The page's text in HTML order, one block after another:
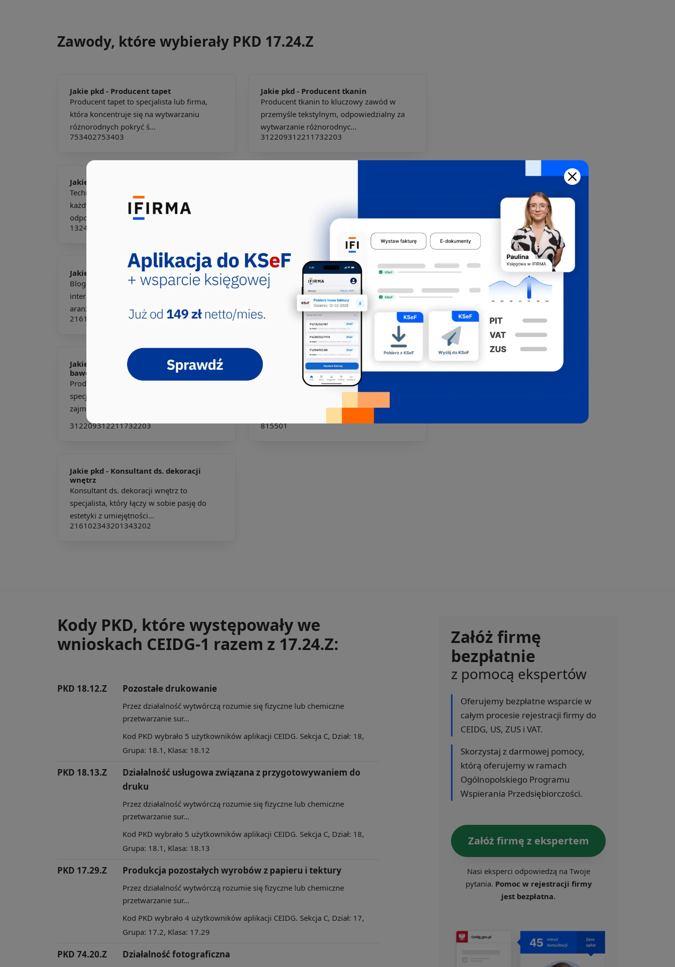
Zawody, które wybierały PKD 17.24.Z
Jakie pkd - Producent tapet
Producent tapet to specjalista lub firma,
która koncentruje się na wytwarzaniu
różnorodnych pokryć ś...
753402753403
Jakie pkd - Producent tkanin
Producent tkanin to kluczowy zawód w
przemyśle tekstylnym, odpowiedzialny za
wytwarzanie różnorodnyc...
312209312211732203
Jakie pkd -
Technik produkcji to kluczowa postać w
każdym zakładzie wytwórczym,
odpowiedzialna za nadzorowanie i...
132410
343290
Jakie pkd -
Bloger wnętrzarski
Bloger wnętrzarski to kreatywny twórca
internetowy, który pasjonuje się sztuką
aranżacji przestrzeni...
216102
Jakie pkd - Producent dekoracji i ozdób
Producent dekoracji i ozdób to kreatywny
specjalista, który łączy sztukę z rzemiosłem,
tworząc unika...
343201
343202524901711901
Jakie pkd -
Producent tkanin
bawełnianych
Producent tkanin bawełnianych to
specjalista w dziedzinie tekstyliów, który
zajmuje się kompleksowym...
312209312211732203
Jakie pkd -
Producent tkanin
syntetycznych
Producent tkanin syntetycznych to
specjalista lub firma, która koncentruje się
na wytwarzaniu tkanin...
815501
Jakie pkd - Konsultant ds. dekoracji
wnętrz
Konsultant ds. dekoracji wnętrz to
specjalista, który łączy w sobie pasję do
estetyki z umiejętności...
216102343201343202
Kody PKD, które występowały we
wnioskach CEIDG-1 razem z 17.24.Z:
PKD 18.12.Z Pozostałe drukowanie
Przez działalność wytwórczą rozumie się fizyczne lub chemiczne
przetwarzanie sur...
Kod PKD wybrało 5 użytkowników aplikacji CEIDG. Sekcja C, Dział: 18,
Grupa: 18.1, Klasa: 18.12
PKD 18.13.Z
Działalność usługowa związana z przygotowywaniem do
druku
Przez działalność wytwórczą rozumie się fizyczne lub chemiczne
przetwarzanie sur...
Kod PKD wybrało 5 użytkowników aplikacji CEIDG. Sekcja C, Dział: 18,
Grupa: 18.1, Klasa: 18.13
PKD 17.29.Z Produkcja pozostałych wyrobów z papieru i tektury
Przez działalność wytwórczą rozumie się fizyczne lub chemiczne
przetwarzanie sur...
Kod PKD wybrało 4 użytkowników aplikacji CEIDG. Sekcja C, Dział: 17,
Grupa: 17.2, Klasa: 17.29
PKD 74.20.Z Działalność fotograficzna
Załóż firmę
bezpłatnie
z pomocą ekspertów
Oferujemy bezpłatne wsparcie w
całym procesie rejestracji firmy do
CEIDG, US, ZUS i VAT.
Skorzystaj z darmowej pomocy,
którą oferujemy w ramach
Ogólnopolskiego Programu
Wspierania Przedsiębiorczości.
Załóż firmę z ekspertem
Nasi eksperci odpowiedzą na Twoje
pytania. Pomoc w rejestracji firmy
jest bezpłatna.